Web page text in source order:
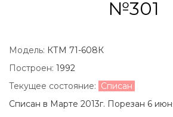
№301
Модель: КТМ 71-608К
Построен: 1992
Текущее состояние: Списан
Списан в Марте 2013г. Порезан 6